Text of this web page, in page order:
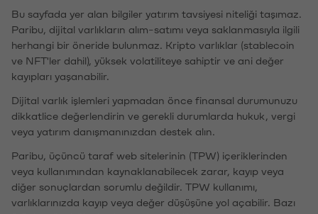
Bu sayfada yer alan bilgiler yatırım tavsiyesi niteliği taşımaz.
Paribu, dijital varlıkların alım-satımı veya saklanmasıyla ilgili
herhangi bir öneride bulunmaz. Kripto varlıklar (stablecoin
ve NFT'ler dahil), yüksek volatiliteye sahiptir ve ani değer
kayıpları yaşanabilir.
Dijital varlık işlemleri yapmadan önce finansal durumunuzu
dikkatlice değerlendirin ve gerekli durumlarda hukuk, vergi
veya yatırım danışmanınızdan destek alın.
Paribu, üçüncü taraf web sitelerinin (TPW) içeriklerinden
veya kullanımından kaynaklanabilecek zarar, kayıp veya
diğer sonuçlardan sorumlu değildir. TPW kullanımı,
varlıklarınızda kayıp veya değer düşüşüne yol açabilir. Bazı